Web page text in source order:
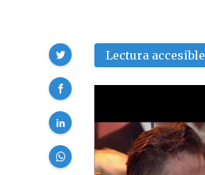
Lectura accesible
Compartir